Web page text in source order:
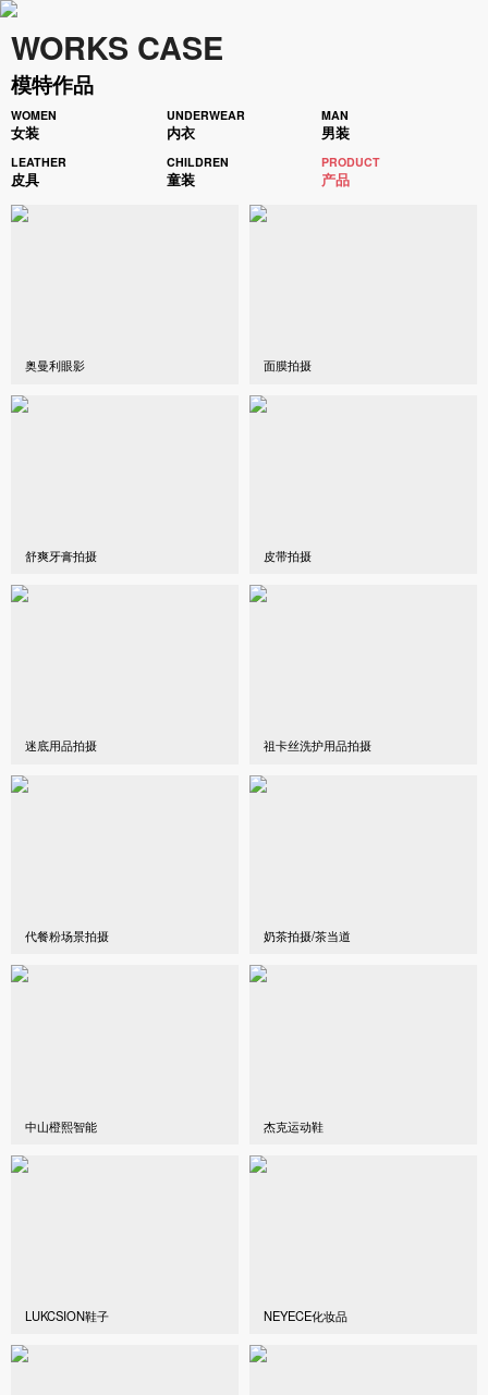
WORKS CASE
模特作品
WOMEN
女装
UNDERWEAR
内衣
MAN
男装
LEATHER
皮具
CHILDREN
童装
PRODUCT
产品
奥曼利眼影 面膜拍摄
舒爽牙膏拍摄 皮带拍摄
迷底用品拍摄 祖卡丝洗护用品拍摄
代餐粉场景拍摄 奶茶拍摄/茶当道
中山橙熙智能 杰克运动鞋
LUKCSION鞋子 NEYECE化妆品